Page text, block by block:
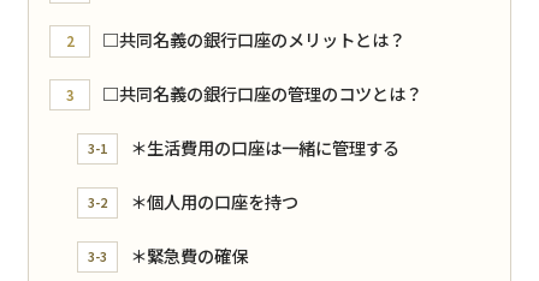
2 □共同名義の銀行口座のメリットとは？
3 □共同名義の銀行口座の管理のコツとは？
3-1 ＊生活費用の口座は一緒に管理する
3-2 ＊個人用の口座を持つ
3-3 ＊緊急費の確保